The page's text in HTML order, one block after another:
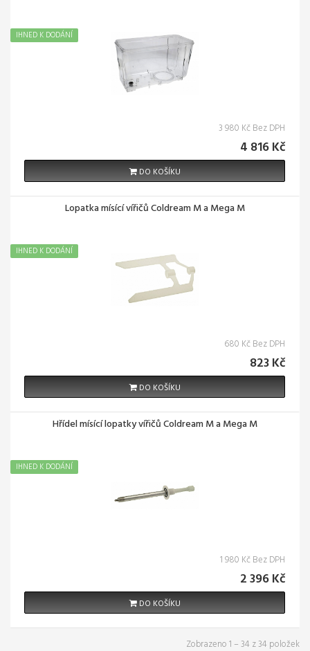
IHNED K DODÁNÍ
3 980 Kč Bez DPH
4 816 Kč
DO KOŠÍKU
Lopatka mísící vířičů Coldream M a Mega M
IHNED K DODÁNÍ
680 Kč Bez DPH
823 Kč
DO KOŠÍKU
Hřídel mísící lopatky vířičů Coldream M a Mega M
IHNED K DODÁNÍ
1 980 Kč Bez DPH
2 396 Kč
DO KOŠÍKU
Zobrazeno 1 – 34 z 34 položek